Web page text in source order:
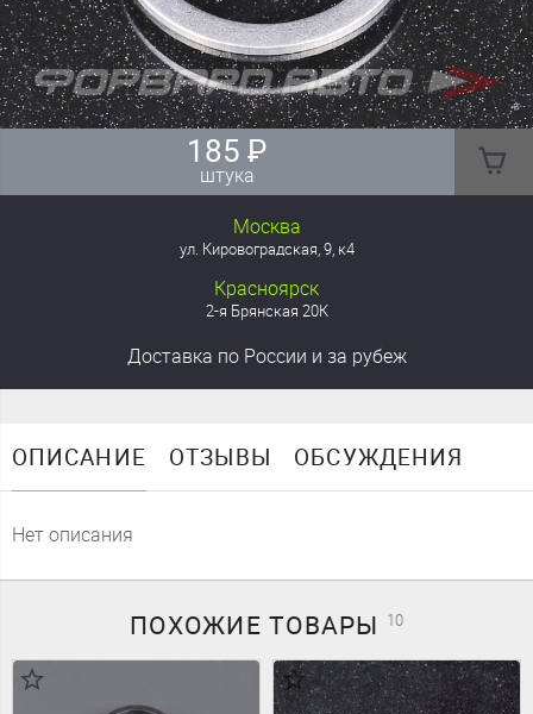
185₽
штука
Москва
ул. Кировоградская, 9, к4
Красноярск
2-я Брянская 20К
Доставка по России и за рубеж
ОПИСАНИЕ ОТЗЫВЫ ОБСУЖДЕНИЯ
Нет описания
ПОХОЖИЕТОВАРЫ 10